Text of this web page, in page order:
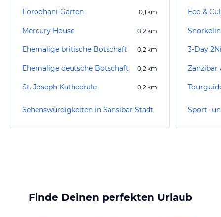
Forodhani-Gärten 0,1 km
Mercury House 0,2 km
Ehemalige britische Botschaft 0,2 km
Ehemalige deutsche Botschaft 0,2 km
St. Joseph Kathedrale 0,2 km
Sehenswürdigkeiten in Sansibar Stadt
Eco &
Zanzibar
Finde Deinen perfekten Urlaub